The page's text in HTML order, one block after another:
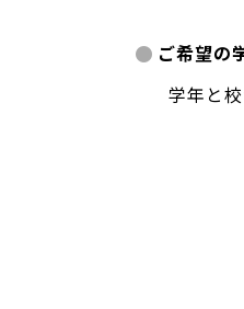
ご希望の
学年と